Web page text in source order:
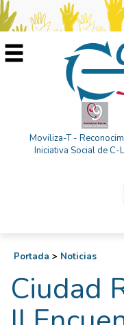
Moviliza-T -
Iniciativa Social de C-
Portada > Noticias
Ciudad